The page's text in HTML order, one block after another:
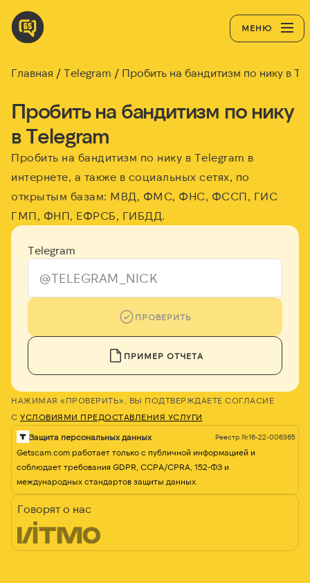
МЕНЮ
Главная Telegram Пробить на бандитизм по нику в
Пробить на бандитизм по нику
в Telegram
Пробить на бандитизм по нику в Telegram в
интернете, а также в социальных сетях, по
открытым базам: МВД, ФМС, ФНС, ФССП, ГИС
ГМП, ФНП, ЕФРСБ, ГИБДД.
Telegram
ПРОВЕРИТЬ
ПРИМЕР ОТЧЕТА
НАЖИМАЯ «ПРОВЕРИТЬ», ВЫ ПОДТВЕРЖДАЕТЕ СОГЛАСИЕ
С УСЛОВИЯМИ ПРЕДОСТАВЛЕНИЯ УСЛУГИ
Защита персональных данных Реестр №16-22-006365
Getscam.com работает только с публичной информацией и
соблюдает требования GDPR, CCPA/CPRA, 152-ФЗ и
международных стандартов защиты данных.
Говорят о нас